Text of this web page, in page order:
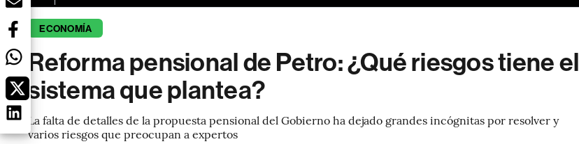
ECONOMÍA
Reforma pensional de Petro: ¿Qué riesgos tiene el
sistema que plantea?
La falta de detalles de la propuesta pensional del Gobierno ha dejado grandes incógnitas por resolver y
varios riesgos que preocupan a expertos